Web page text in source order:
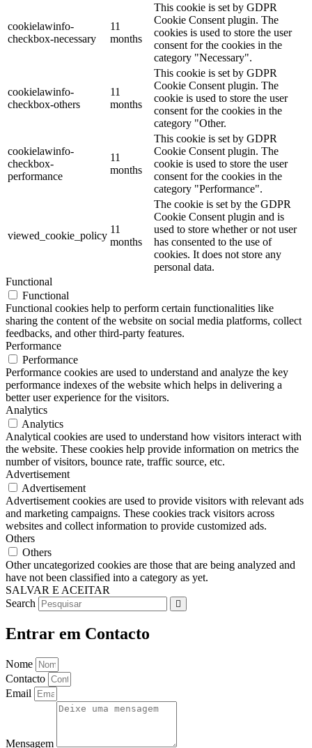
cookielawinfo-
checkbox-necessary
11
months
This cookie is set by GDPR
Cookie Consent plugin. The
cookies is used to store the user
consent for the cookies in the
category "Necessary".
cookielawinfo-
checkbox-others
11
months
This cookie is set by GDPR
Cookie Consent plugin. The
cookie is used to store the user
consent for the cookies in the
category "Other.
cookielawinfo-
checkbox-
performance
11
months
This cookie is set by GDPR
Cookie Consent plugin. The
cookie is used to store the user
consent for the cookies in the
category "Performance".
viewed_cookie_policy
11
months
The cookie is set by the GDPR
Cookie Consent plugin and is
used to store whether or not user
has consented to the use of
cookies. It does not store any
personal data.
Functional
Functional
Functional cookies help to perform certain functionalities like
sharing the content of the website on social media platforms, collect
feedbacks, and other third-party features.
Performance
Performance
Performance cookies are used to understand and analyze the key
performance indexes of the website which helps in delivering a
better user experience for the visitors.
Analytics
Analytics
Analytical cookies are used to understand how visitors interact with
the website. These cookies help provide information on metrics the
number of visitors, bounce rate, traffic source, etc.
Advertisement
Advertisement
Advertisement cookies are used to provide visitors with relevant ads
and marketing campaigns. These cookies track visitors across
websites and collect information to provide customized ads.
Others
Others
Other uncategorized cookies are those that are being analyzed and
have not been classified into a category as yet.
SALVAR E ACEITAR
Search
Entrar em Contacto
Nome
Contacto
Email
Mensagem